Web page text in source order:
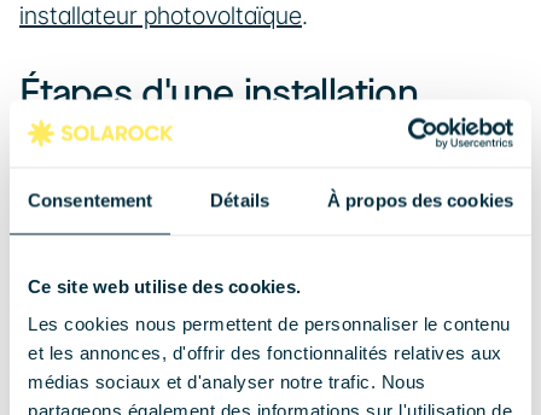
Consentement Détails À propos des cookies
Ce site web utilise des cookies.
Les cookies nous permettent de personnaliser le contenu
et les annonces, d'offrir des fonctionnalités relatives aux
médias sociaux et d'analyser notre trafic. Nous
partageons également des informations sur l'utilisation de
installateur photovoltaïque.
Étapes d'une installation
photovoltaïque
Visite technique et diagnostic
Tout commence par une visite gratuite sur site.
L'installateur analyse votre toiture (orientation,
pente, ombrage), votre accès électrique, et
votre consommation annuelle. Il vous propose